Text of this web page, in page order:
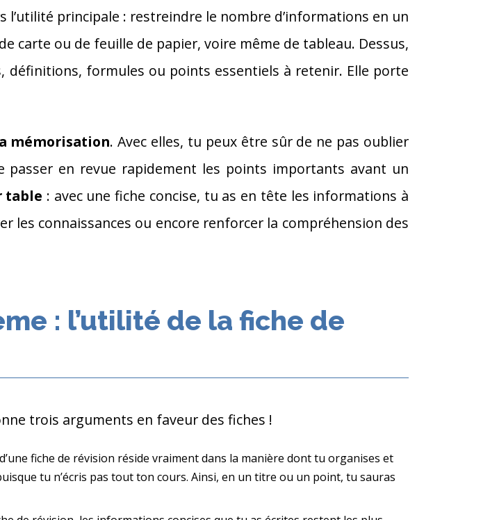
l’utilité principale : restreindre le nombre d’informations en un
carte ou de feuille de papier, voire même de tableau. Dessus,
définitions, formules ou points essentiels à retenir. Elle porte
mémorisation. Avec elles, tu peux être sûr de ne pas oublier
en revue rapidement les points importants avant un
table : avec une fiche concise, tu as en tête les informations à
les connaissances ou encore renforcer la compréhension des
: l’utilité de la fiche de
trois arguments en faveur des fiches !
fiche de révision réside vraiment dans la manière dont tu organises et
tu n’écris pas tout ton cours. Ainsi, en un titre ou un point, tu sauras